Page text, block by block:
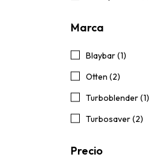
Marca
Blaybar (1)
Otten (2)
Turboblender (1)
Turbosaver (2)
Precio